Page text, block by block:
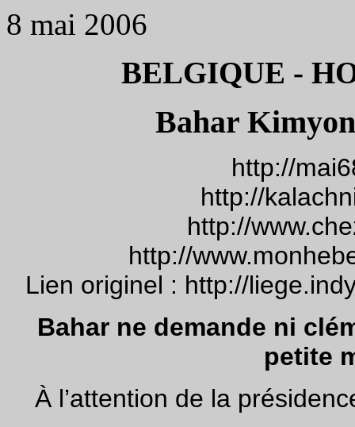
8 mai 2006
BELGIQUE -
Bahar
http://
http://
http://
http://
Lien originel : http://
Bahar ne demande ni
petite
À l’attention de la